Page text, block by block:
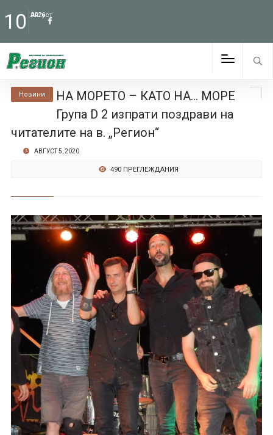
10 Август
2026
Новини
НА МОРЕТО – КАТО НА… МОРЕ
Група D 2 изпрати поздрави на
читателите на в. „Регион“
АВГУСТ 5, 2020
490 ПРЕГЛЕЖДАНИЯ